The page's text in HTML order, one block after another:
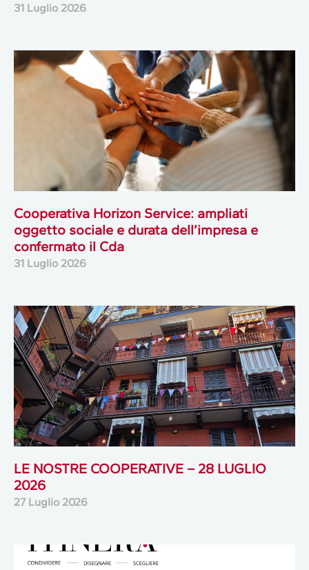
31 Luglio 2026
Cooperativa Horizon Service: ampliati
oggetto sociale e durata dell’impresa e
confermato il Cda
31 Luglio 2026
LE NOSTRE COOPERATIVE – 28 LUGLIO
2026
27 Luglio 2026